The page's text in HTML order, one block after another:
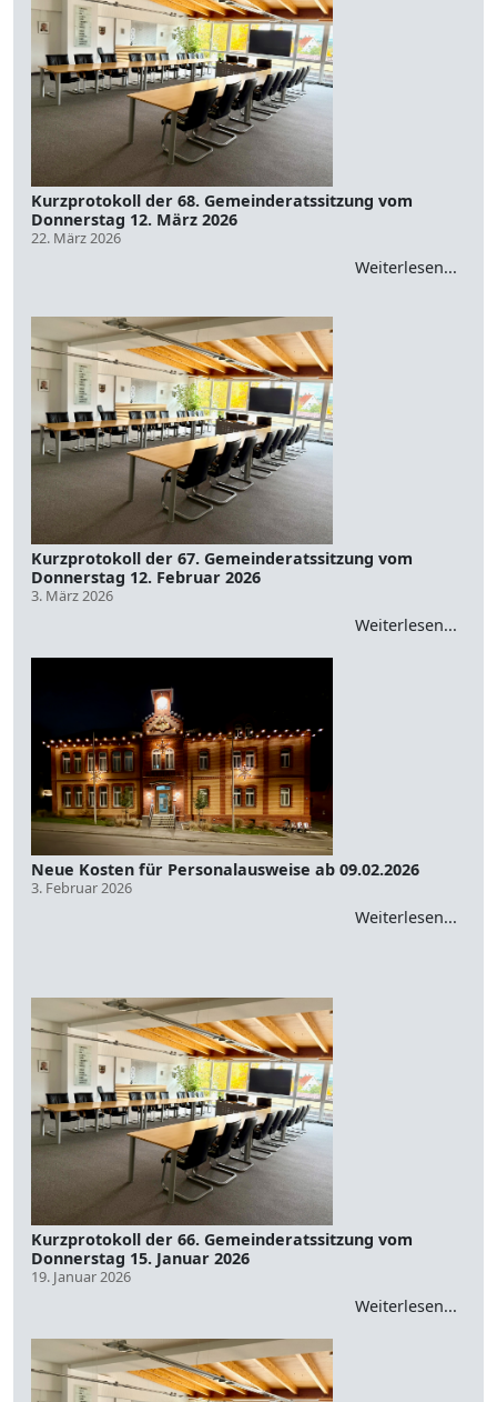
Kurzprotokoll der 68. Gemeinderatssitzung vom
Donnerstag 12. März 2026
22. März 2026
Weiterlesen...
Kurzprotokoll der 67. Gemeinderatssitzung vom
Donnerstag 12. Februar 2026
3. März 2026
Weiterlesen...
Neue Kosten für Personalausweise ab 09.02.2026
3. Februar 2026
Weiterlesen...
Kurzprotokoll der 66. Gemeinderatssitzung vom
Donnerstag 15. Januar 2026
19. Januar 2026
Weiterlesen...